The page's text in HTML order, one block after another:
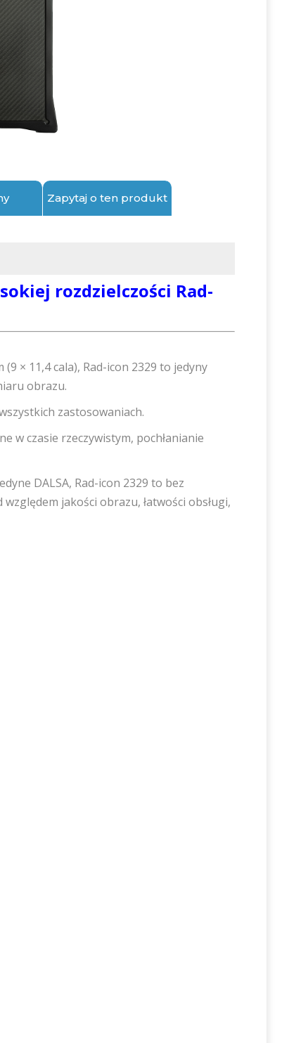
Zapytaj o ten produkt
rozdzielczości Rad-
× 11,4 cala), Rad-icon 2329 to jedyny
obrazu.
zastosowaniach.
w czasie rzeczywistym, pochłanianie
DALSA, Rad-icon 2329 to bez
jakości obrazu, łatwości obsługi,